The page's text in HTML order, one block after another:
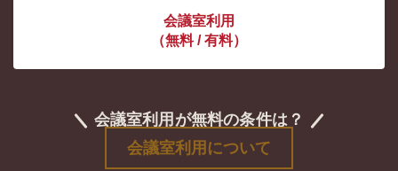
会議室利用
（無料 / 有料）
会議室利用が無料の条件は？
会議室利用について